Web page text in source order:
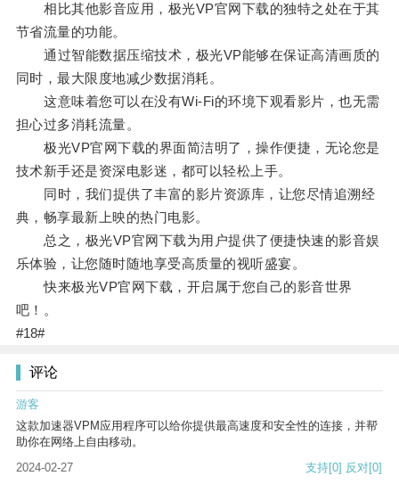
相比其他影音应用，极光VP官网下载的独特之处在于其
节省流量的功能。
通过智能数据压缩技术，极光VP能够在保证高清画质的
同时，最大限度地减少数据消耗。
这意味着您可以在没有Wi-Fi的环境下观看影片，也无需
担心过多消耗流量。
极光VP官网下载的界面简洁明了，操作便捷，无论您是
技术新手还是资深电影迷，都可以轻松上手。
同时，我们提供了丰富的影片资源库，让您尽情追溯经
典，畅享最新上映的热门电影。
总之，极光VP官网下载为用户提供了便捷快速的影音娱
乐体验，让您随时随地享受高质量的视听盛宴。
快来极光VP官网下载，开启属于您自己的影音世界
吧！。
#18#
评论
游客
这款加速器VPM应用程序可以给你提供最高速度和安全性的连接，并帮
助你在网络上自由移动。
2024-02-27
支持[0] 反对[0]